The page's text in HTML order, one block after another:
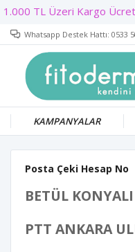
Whatsapp Destek Hattı: 0533
KAMPANYALAR
Posta Çeki Hesap No
BETÜL KONYALI
PTT ANKARA